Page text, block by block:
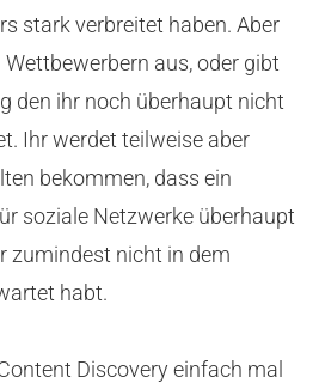
stark verbreitet haben. Aber
aus, oder gibt
den ihr noch überhaupt nicht
Ihr werdet teilweise aber
bekommen, dass ein
soziale Netzwerke überhaupt
zumindest nicht in dem
habt.
Discovery einfach mal